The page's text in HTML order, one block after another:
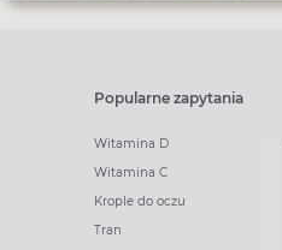
Popularne zapytania
Witamina D
Witamina C
Krople do oczu
Tran